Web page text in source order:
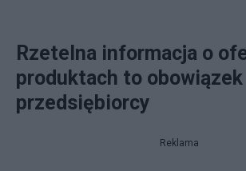
Rzetelna informacja o
produktach to obowiązek
przedsiębiorcy
Reklama